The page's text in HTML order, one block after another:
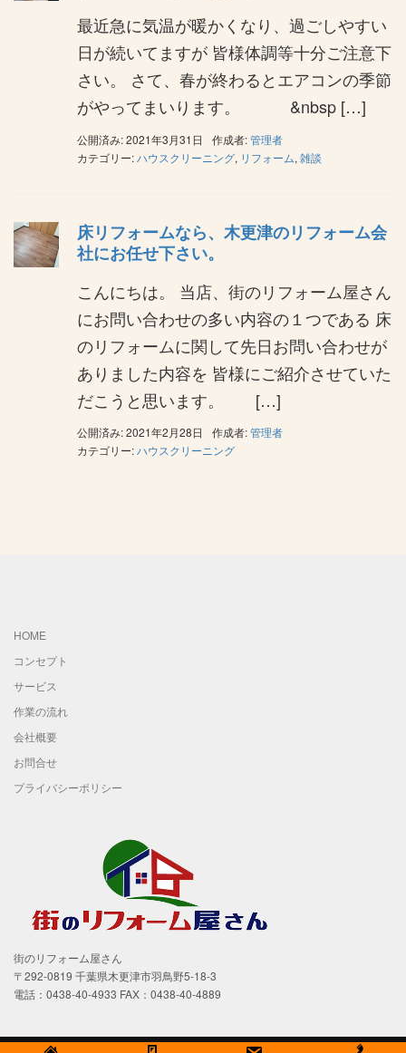
最近急に気温が暖かくなり、過ごしやすい
日が続いてますが 皆様体調等十分ご注意下
さい。 さて、春が終わるとエアコンの季節
がやってまいります。 &nbsp […]
公開済み: 2021年3月31日 作成者:管理者
カテゴリー:ハウスクリーニング, リフォーム, 雑談
床リフォームなら、木更津のリフォーム会
社にお任せ下さい。
こんにちは。 当店、街のリフォーム屋さん
にお問い合わせの多い内容の１つである 床
のリフォームに関して先日お問い合わせが
ありました内容を 皆様にご紹介させていた
だこうと思います。 […]
公開済み: 2021年2月28日 作成者:管理者
カテゴリー:ハウスクリーニング
HOME
コンセプト
サービス
作業の流れ
会社概要
お問合せ
プライバシーポリシー
街のリフォーム屋さん
〒292-0819 千葉県木更津市羽鳥野5-18-3
電話：0438-40-4933 FAX：0438-40-4889